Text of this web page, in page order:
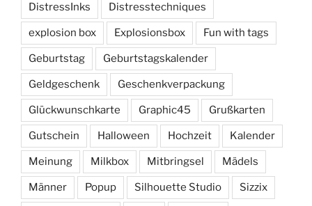
DistressInks Distresstechniques
explosion box Explosionsbox Fun with tags
Geburtstag Geburtstagskalender
Geldgeschenk Geschenkverpackung
Glückwunschkarte Graphic45 Grußkarten
Gutschein Halloween Hochzeit Kalender
Meinung Milkbox Mitbringsel Mädels
Männer Popup Silhouette Studio Sizzix